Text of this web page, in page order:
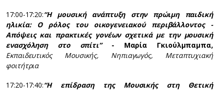
17:00-17:20:“Η μουσική ανάπτυξη στην πρώιμη παιδική
ηλικία: Ο ρόλος του οικογενειακού περιβάλλοντος -
Απόψεις και πρακτικές γονέων σχετικά με την μουσική
ενασχόληση στο σπίτι”- Μαρία Γκιούλμπαμπα,
Εκπαιδευτικός Mουσικής, Nηπιαγωγός, Μεταπτυχιακή
φοιτήτρια
17:20-17:40:“Η επίδραση της Μουσικής στη Θετική